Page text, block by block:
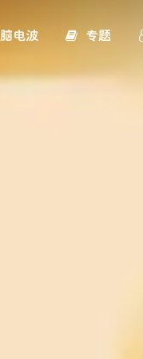
脑电波 专题